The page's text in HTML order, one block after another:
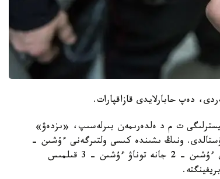
دەپ حابارلايدى قازاقپارات.
ىستەر مينيسترلىگى ت م د ەلدەرىمەن بىرلەسىپ، «ىزدەۋ»
جانە ىزدەۋدە جۇرگەن 343 قىلمىسكەر ۇستالدى. ونىڭ ىشىندە كىسى ولتىرگەنى ءۇشىن -
3، دەنساۋلىعىنا اۋىر زيان كەلتىرگەنى ءۇشىن - 7، قاراقشىلىق ءۇشىن - 2 جانە توناۋ ءۇشىن - 3 قىلمىس